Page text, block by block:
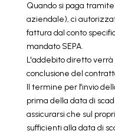
Quando si paga
aziendale), ci
fattura dal conto
mandato SEPA.
L'addebito diretto
conclusione del
Il termine per l'invio
prima della data di
assicurarsi che sul
sufficienti alla data di